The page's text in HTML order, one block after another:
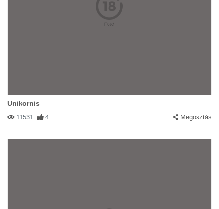
Unikornis
11531 4 Megosztás